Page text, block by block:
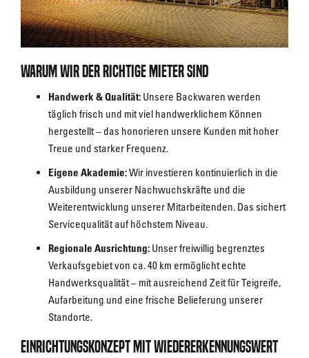
Warum wir der richtige Mieter sind
Handwerk & Qualität: Unsere Backwaren werden
täglich frisch und mit viel handwerklichem Können
hergestellt – das honorieren unsere Kunden mit hoher
Treue und starker Frequenz.
Eigene Akademie:Wir investieren kontinuierlich in die
Ausbildung unserer Nachwuchskräfte und die
Weiterentwicklung unserer Mitarbeitenden. Das sichert
Servicequalität auf höchstem Niveau.
Regionale Ausrichtung: Unser freiwillig begrenztes
Verkaufsgebiet von ca. 40 km ermöglicht echte
Handwerksqualität – mit ausreichend Zeit für Teigreife,
Aufarbeitung und eine frische Belieferung unserer
Standorte.
Einrichtungskonzept mit Wiedererkennungswert